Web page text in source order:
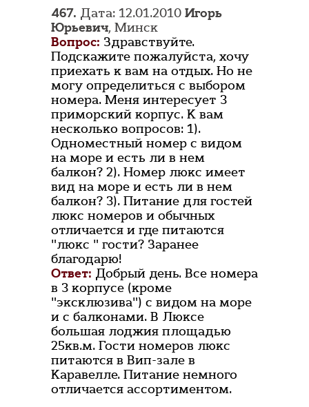
467. Дата: 12.01.2010 Игорь
Юрьевич, Минск
Вопрос: Здравствуйте.
Подскажите пожалуйста, хочу
приехать к вам на отдых. Но не
могу определиться с выбором
номера. Меня интересует 3
приморский корпус. К вам
несколько вопросов: 1).
Одноместный номер с видом
на море и есть ли в нем
балкон? 2). Номер люкс имеет
вид на море и есть ли в нем
балкон? 3). Питание для гостей
люкс номеров и обычных
отличается и где питаются
"люкс " гости? Заранее
благодарю!
Ответ: Добрый день. Все номера
в 3 корпусе (кроме
"эксклюзива") с видом на море
и с балконами. В Люксе
большая лоджия площадью
25кв.м. Гости номеров люкс
питаются в Вип-зале в
Каравелле. Питание немного
отличается ассортиментом.